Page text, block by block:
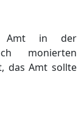
in der
monierten
das Amt sollte